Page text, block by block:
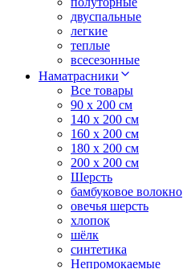
двуспальные
легкие
теплые
всесезонные
Наматрасники
Все товары
90 x 200 см
140 x 200 см
160 x 200 см
180 x 200 см
200 x 200 см
Шерсть
бамбуковое волокно
овечья шерсть
хлопок
шёлк
синтетика
Непромокаемые